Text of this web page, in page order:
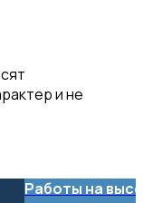
и не
Работы на